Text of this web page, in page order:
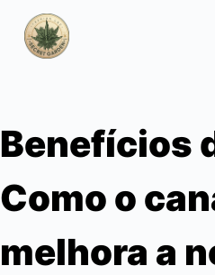
S
k
o
c
o
n
e
Benefícios
Como o
melhora a